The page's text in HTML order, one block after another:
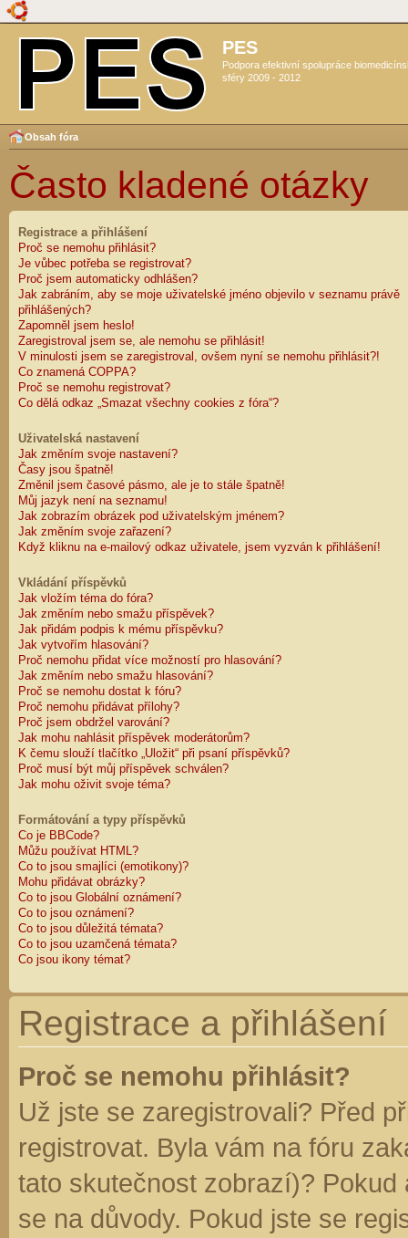
PES
Podpora efektivní spolupráce
sféry 2009 - 2012
Obsah fóra
Často kladené otázky
Registrace a přihlášení
Proč se nemohu přihlásit?
Je vůbec potřeba se registrovat?
Proč jsem automaticky odhlášen?
Jak zabráním, aby se moje uživatelské jméno objevilo v seznamu právě
přihlášených?
Zapomněl jsem heslo!
Zaregistroval jsem se, ale nemohu se přihlásit!
V minulosti jsem se zaregistroval, ovšem nyní se nemohu přihlásit?!
Co znamená COPPA?
Proč se nemohu registrovat?
Co dělá odkaz „Smazat všechny cookies z fóra“?
Uživatelská nastavení
Jak změním svoje nastavení?
Časy jsou špatně!
Změnil jsem časové pásmo, ale je to stále špatně!
Můj jazyk není na seznamu!
Jak zobrazím obrázek pod uživatelským jménem?
Jak změním svoje zařazení?
Když kliknu na e-mailový odkaz uživatele, jsem vyzván k přihlášení!
Vkládání příspěvků
Jak vložím téma do fóra?
Jak změním nebo smažu příspěvek?
Jak přidám podpis k mému příspěvku?
Jak vytvořím hlasování?
Proč nemohu přidat více možností pro hlasování?
Jak změním nebo smažu hlasování?
Proč se nemohu dostat k fóru?
Proč nemohu přidávat přílohy?
Proč jsem obdržel varování?
Jak mohu nahlásit příspěvek moderátorům?
K čemu slouží tlačítko „Uložit“ při psaní příspěvků?
Proč musí být můj příspěvek schválen?
Jak mohu oživit svoje téma?
Formátování a typy příspěvků
Co je BBCode?
Můžu používat HTML?
Co to jsou smajlíci (emotikony)?
Mohu přidávat obrázky?
Co to jsou Globální oznámení?
Co to jsou oznámení?
Co to jsou důležitá témata?
Co to jsou uzamčená témata?
Co jsou ikony témat?
Registrace a přihlášení
Proč se nemohu přihlásit?
Už jste se zaregistrovali? Před
registrovat. Byla vám na fóru
tato skutečnost zobrazí)?
se na důvody. Pokud jste se